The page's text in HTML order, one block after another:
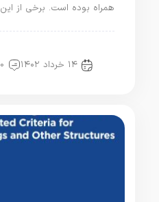
همراه بوده است. برخی از این…
۱۴ خرداد ۱۴۰۲ 0 دیدگاه